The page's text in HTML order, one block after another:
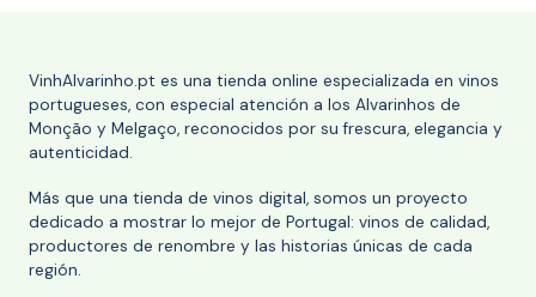
VinhAlvarinho.pt es una tienda online especializada en vinos
portugueses, con especial atención a los Alvarinhos de
Monção y Melgaço, reconocidos por su frescura, elegancia y
autenticidad.
Más que una tienda de vinos digital, somos un proyecto
dedicado a mostrar lo mejor de Portugal: vinos de calidad,
productores de renombre y las historias únicas de cada
región.